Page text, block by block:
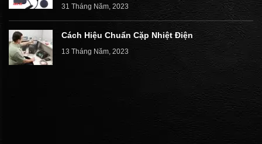
31 Tháng Năm, 2023
Cách Hiệu Chuẩn Cặp Nhiệt Điện
13 Tháng Năm, 2023